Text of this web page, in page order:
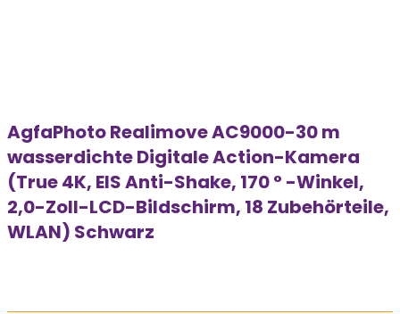
AgfaPhoto Realimove AC9000-30 m
wasserdichte Digitale Action-Kamera
(True 4K, EIS Anti-Shake, 170 ° -Winkel,
2,0-Zoll-LCD-Bildschirm, 18 Zubehörteile,
WLAN) Schwarz